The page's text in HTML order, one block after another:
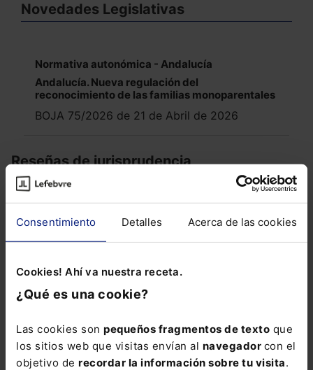
Consentimiento Detalles Acerca de las cookies
Cookies! Ahí va nuestra receta.
¿Qué es una cookie?
Las cookies son pequeños fragmentos de texto que
los sitios web que visitas envían al navegador con el
objetivo de recordar la información sobre tu visita.
Novedades Legislativas
Normativa autonómica - Andalucía
Andalucía. Nueva regulación del
reconocimiento de las familias monoparentales
BOJA 75/2026 de 21 de Abril de 2026
Reseñas de jurisprudencia
CIVIL
CIVIL
Inadmisibilidad de la pensión compensatoria y
cargas familiares como deudas de la sociedad de
gananciales